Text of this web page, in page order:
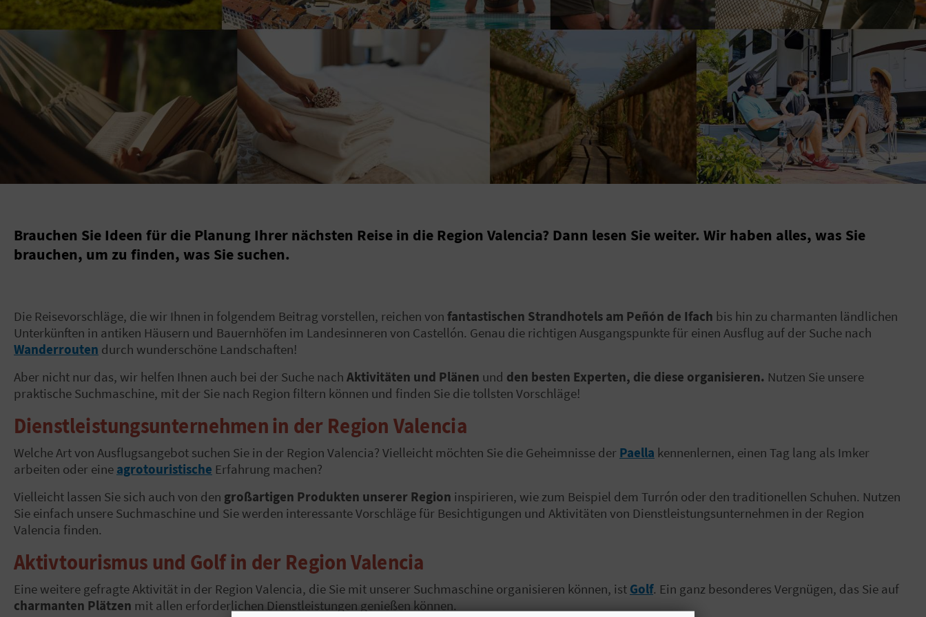
Brauchen Sie Ideen für die Planung Ihrer nächsten Reise in die Region Valencia? Dann lesen Sie weiter. Wir haben alles, was Sie
brauchen, um zu finden, was Sie suchen.
Die Reisevorschläge, die wir Ihnen in folgendem Beitrag vorstellen, reichen von fantastischen Strandhotels am Peñón de Ifach bis hin zu charmanten ländlichen
Unterkünften in antiken Häusern und Bauernhöfen im Landesinneren von Castellón. Genau die richtigen Ausgangspunkte für einen Ausflug auf der Suche nach
Wanderrouten durch wunderschöne Landschaften!
Aber nicht nur das, wir helfen Ihnen auch bei der Suche nach Aktivitäten und Plänen und den besten Experten, die diese organisieren. Nutzen Sie unsere
praktische Suchmaschine, mit der Sie nach Region filtern können und finden Sie die tollsten Vorschläge!
Dienstleistungsunternehmen in der Region Valencia
Welche Art von Ausflugsangebot suchen Sie in der Region Valencia? Vielleicht möchten Sie die Geheimnisse der Paella kennenlernen, einen Tag lang als Imker
arbeiten oder eine agrotouristische Erfahrung machen?
Vielleicht lassen Sie sich auch von den großartigen Produkten unserer Region inspirieren, wie zum Beispiel dem Turrón oder den traditionellen Schuhen. Nutzen
Sie einfach unsere Suchmaschine und Sie werden interessante Vorschläge für Besichtigungen und Aktivitäten von Dienstleistungsunternehmen in der Region
Valencia finden.
Aktivtourismus und Golf in der RegionValencia
Eine weitere gefragte Aktivität in der Region Valencia, die Sie mit unserer Suchmaschine organisieren können, ist Golf. Ein ganz besonderes Vergnügen, das Sie auf
charmanten Plätzen mit allen erforderlichen Dienstleistungen genießen können.